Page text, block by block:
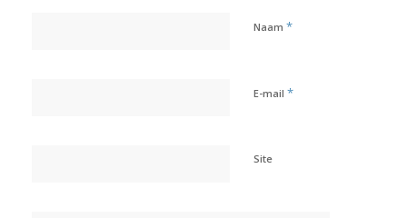
Naam *
E-mail *
Site